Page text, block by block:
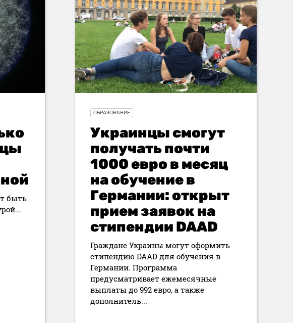
быть
ОБРАЗОВАНИЕ
Украинцы смогут
получать почти
1000 евро в месяц
на обучение в
Германии: открыт
прием заявок на
стипендии DAAD
Граждане Украины могут оформить
стипендию DAAD для обучения в
Германии. Программа
предусматривает ежемесячные
выплаты до 992 евро, а также
дополнитель...